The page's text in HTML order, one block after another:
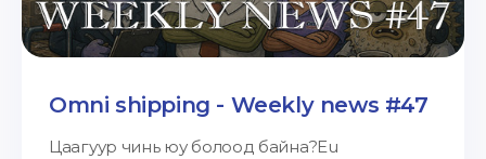
Omni shipping - Weekly news #47
Цаагуур чинь юу болоод байна?Eu